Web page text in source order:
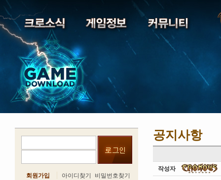
회원가입 아이디찾기 비밀번호찾기
공지사항
작성자